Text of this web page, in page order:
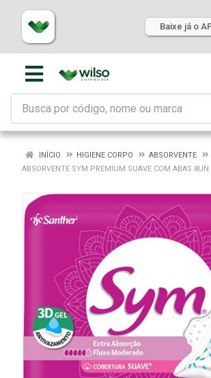
Baixe já o
INÍCIO HIGIENE CORPO
ABSORVENTE
ABSORVENTE SYM PREMIUM SUAVE COM ABAS 8UN